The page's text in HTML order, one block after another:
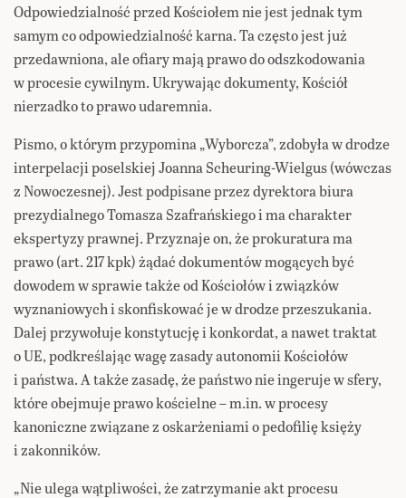
Odpowiedzialność przed Kościołem nie jest jednak tym
samym co odpowiedzialność karna. Ta często jest już
przedawniona, ale ofiary mają prawo do odszkodowania
w procesie cywilnym. Ukrywając dokumenty, Kościół
nierzadko to prawo udaremnia.
Pismo, o którym przypomina „Wyborcza”, zdobyła w drodze
interpelacji poselskiej Joanna Scheuring-Wielgus (wówczas
z Nowoczesnej). Jest podpisane przez dyrektora biura
prezydialnego Tomasza Szafrańskiego i ma charakter
ekspertyzy prawnej. Przyznaje on, że prokuratura ma
prawo (art. 217 kpk) żądać dokumentów mogących być
dowodem w sprawie także od Kościołów i związków
wyznaniowych i skonfiskować je w drodze przeszukania.
Dalej przywołuje konstytucję i konkordat, a nawet traktat
o UE, podkreślając wagę zasady autonomii Kościołów
i państwa. A także zasadę, że państwo nie ingeruje w sfery,
które obejmuje prawo kościelne – m.in. w procesy
kanoniczne związane z oskarżeniami o pedofilię księży
i zakonników.
„Nie ulega wątpliwości, że zatrzymanie akt procesu